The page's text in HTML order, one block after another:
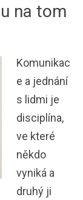
na tom
Komunikac
e a jednání
s lidmi je
disciplína,
ve které
někdo
vyniká a
druhý ji